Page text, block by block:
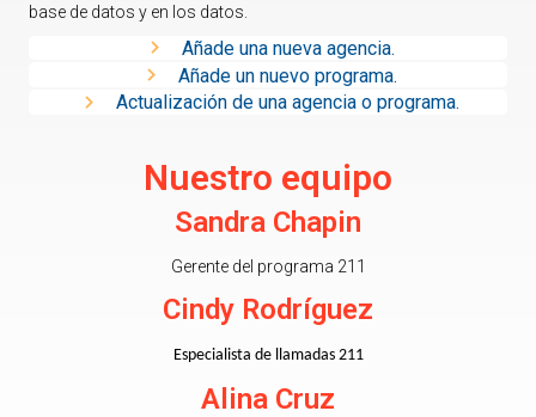
base de datos y en los datos.
Añade una nueva agencia.
Añade un nuevo programa.
Actualización de una agencia o programa.
Nuestro equipo
Sandra Chapin
Gerente del programa 211
Cindy Rodríguez
Especialista de llamadas 211
Alina Cruz